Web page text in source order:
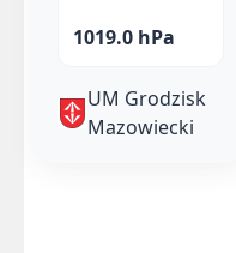
1019.0 hPa
UM Grodzisk
Mazowiecki